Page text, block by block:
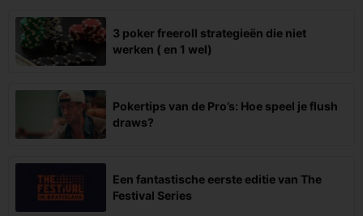
3 poker freeroll strategieën die niet
werken ( en 1 wel)
Pokertips van de Pro’s: Hoe speel je flush
draws?
Een fantastische eerste editie van The
Festival Series